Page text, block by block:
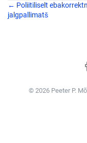
← Poliitiliselt
jalgpallimatš
© 2026 Peeter P.